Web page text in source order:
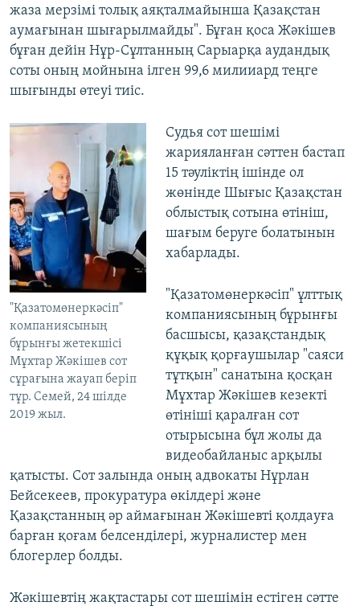
жаза мерзімі толық аяқталмайынша Қазақстан
аумағынан шығарылмайды". Бұған қоса Жәкішев
бұған дейін Нұр-Сұлтанның Сарыарқа аудандық
соты оның мойнына ілген 99,6 милииард теңге
шығынды өтеуі тиіс.
"Қазатомөнеркәсіп"
компаниясының
бұрынғы жетекшісі
Мұхтар Жәкішев сот
сұрағына жауап беріп
тұр. Семей, 24 шілде
2019 жыл.
Судья сот шешімі
жарияланған сәттен бастап
15 тәуліктің ішінде ол
жөнінде Шығыс Қазақстан
облыстық сотына өтініш,
шағым беруге болатынын
хабарлады.
"Қазатомөнеркәсіп" ұлттық
компаниясының бұрынғы
басшысы, қазақстандық
құқық қорғаушылар "саяси
тұтқын" санатына қосқан
Мұхтар Жәкішев кезекті
өтініші қаралған сот
отырысына бұл жолы да
видеобайланыс арқылы
қатысты. Сот залында оның адвокаты Нұрлан
Бейсекеев, прокуратура өкілдері және
Қазақстанның әр аймағынан Жәкішевті қолдауға
барған қоғам белсенділері, журналистер мен
блогерлер болды.
Жәкішевтің жақтастары сот шешімін естіген сәтте